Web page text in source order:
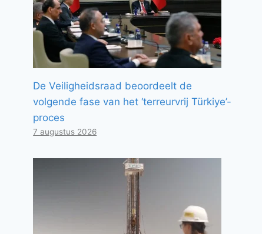
De Veiligheidsraad beoordeelt de
volgende fase van het ‘terreurvrij Türkiye’-
proces
7 augustus 2026